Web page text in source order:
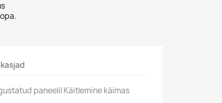
paneelil Käitlemine käimas